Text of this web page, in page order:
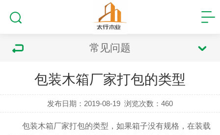
常见问题
包装木箱厂家打包的类型
发布日期：2019-08-19 浏览次数：460
包装木箱厂家打包的类型 ，如果箱子没有规格，在装载